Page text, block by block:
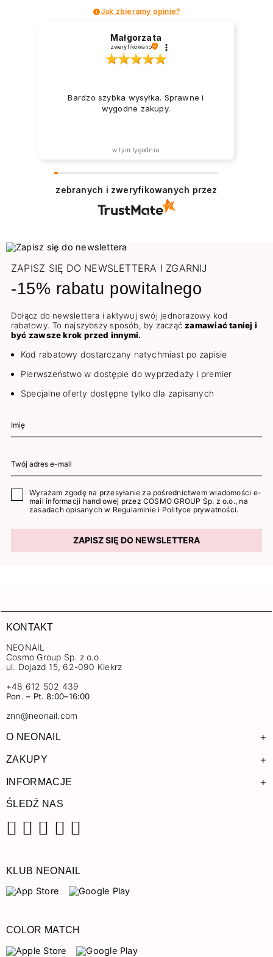
Jak zbieramy opinie?
Małgorzata
zweryfikowano
Bardzo szybka wysyłka. Sprawne i
wygodne zakupy.
w tym tygodniu
zebranych i zweryfikowanych przez
ZAPISZ SIĘ DO NEWSLETTERA I ZGARNIJ
-15% rabatu powitalnego
Dołącz do newslettera i aktywuj swój jednorazowy kod
rabatowy. To najszybszy sposób, by zacząćzamawiać taniej i
być zawsze krok przed innymi.
Kod rabatowy dostarczany natychmiast po zapisie
Pierwszeństwo w dostępie do wyprzedaży i premier
Specjalne oferty dostępne tylko dla zapisanych
Wyrażam zgodę na przesyłanie za pośrednictwem wiadomości e-
mail informacji handlowej przez COSMO GROUP Sp. z o.o., na
zasadach opisanych w Regulaminie i Polityce prywatności.
ZAPISZ SIĘ DO NEWSLETTERA
KONTAKT
NEONAIL
Cosmo Group Sp. z o.o.
ul. Dojazd 15, 62-090 Kiekrz
+48 612 502 439
Pon. – Pt. 8:00–16:00
znn@neonail.com
O NEONAIL +
ZAKUPY +
INFORMACJE +
ŚLEDŹ NAS
KLUB NEONAIL
COLOR MATCH